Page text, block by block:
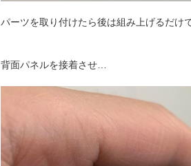
パーツを取り付けたら後は組み上げるだけ
背面パネルを接着させ…